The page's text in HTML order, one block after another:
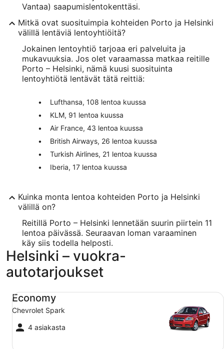
Vantaa) saapumislentokenttäsi.
Mitkä ovat suosituimpia kohteiden Porto ja Helsinki
välillä lentäviä lentoyhtiöitä?
Jokainen lentoyhtiö tarjoaa eri palveluita ja
mukavuuksia. Jos olet varaamassa matkaa reitille
Porto – Helsinki, nämä kuusi suosituinta
lentoyhtiötä lentävät tätä reittiä:
Lufthansa, 108 lentoa kuussa
KLM, 91 lentoa kuussa
Air France, 43 lentoa kuussa
British Airways, 26 lentoa kuussa
Turkish Airlines, 21 lentoa kuussa
Iberia, 17 lentoa kuussa
Kuinka monta lentoa kohteiden Porto ja Helsinki
välillä on?
Reitillä Porto – Helsinki lennetään suurin piirtein 11
lentoa päivässä. Seuraavan loman varaaminen
käy siis todella helposti.
Helsinki – vuokra-
autotarjoukset
Economy
Chevrolet Spark
4 asiakasta
Economy Chevrolet Spark